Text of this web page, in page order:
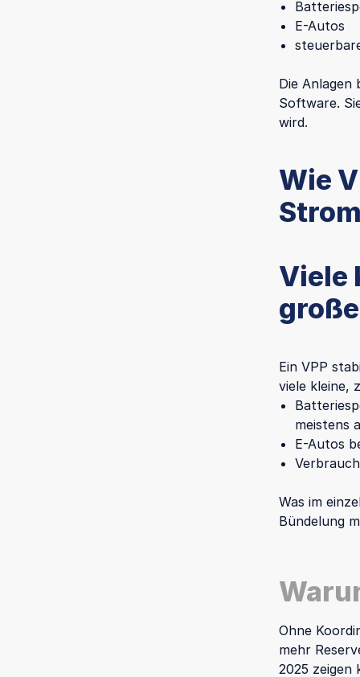
E-Autos
Die Anlagen
Software.
wird.
Wie
Viele
Ein VPP
viele kleine,
meistens
E-Autos
Was im
Bündelung
Ohne
mehr
2025 zeigen